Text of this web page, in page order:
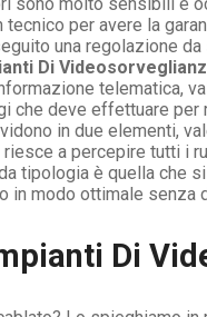
per avere la
una regolazione
Di
telematica,
che deve effettuare
in due elementi,
a percepire tutti i
tipologia è quella che
in modo ottimale senza
Di